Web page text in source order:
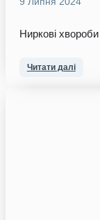
Ниркові хвороби
Читати далі